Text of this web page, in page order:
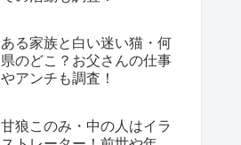
ある家族と白い迷い猫・何
県のどこ？お父さんの仕事
やアンチも調査！
甘狼このみ・中の人はイラ